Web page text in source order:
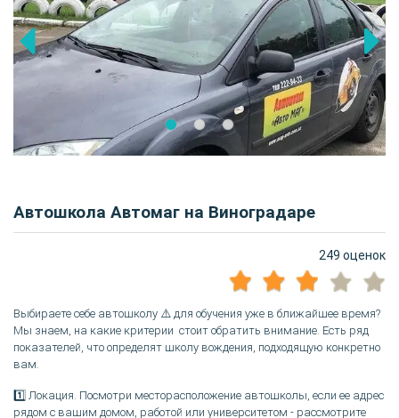
Автошкола Автомаг на Виноградаре
249 оценок
Выбираете себе автошколу ⚠️ для обучения уже в ближайшее время?
Мы знаем, на какие критерии стоит обратить внимание. Есть ряд
показателей, что определят школу вождения, подходящую конкретно
вам.
1️⃣ Локация. Посмотри месторасположение автошколы, если ее адрес
рядом с вашим домом, работой или университетом - рассмотрите